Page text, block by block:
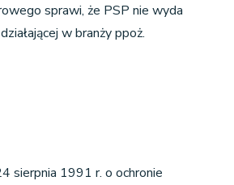
sprawi, że PSP nie wyda
w branży ppoż.
sierpnia 1991 r. o ochronie